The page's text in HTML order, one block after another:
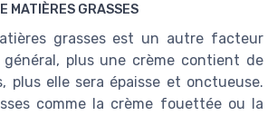
MATIÈRES GRASSES
grasses est un autre facteur
plus une crème contient de
plus elle sera épaisse et onctueuse.
comme la crème fouettée ou la